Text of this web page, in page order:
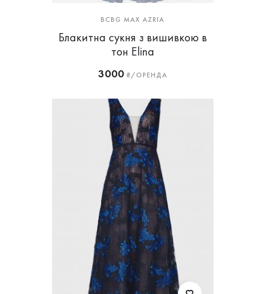
BCBG MAX AZRIA
Блакитна сукня з вишивкою в
тон Elina
3000₴/ОРЕНДА